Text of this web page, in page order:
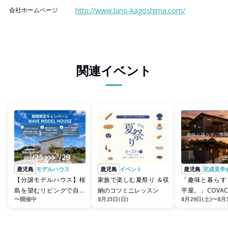
会社ホームページ http://www.bino-kagoshima.com/
関連イベント
鹿児島 モデルハウス
【分譲モデルハウス】桜
島を望むリビングで自遊
に、暮らす。『リニュー
〜開催中
鹿児島 イベント
家族で楽しむ夏祭り ＆収
納のコツミニレッスン
8月23日(日)
鹿児島 完成見学
「趣味と暮ら
平屋。」
学会 in姶良市東
8月29日(土)〜8月